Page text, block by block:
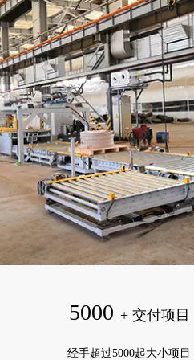
5000 + 交付项目
经手超过5000起大小项目